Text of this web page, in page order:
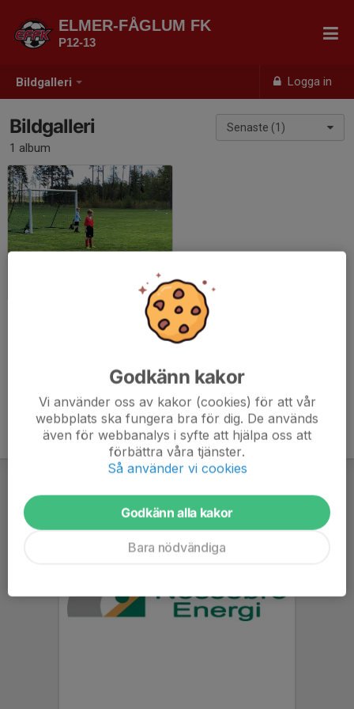
Bildgalleri Logga in
ELMER-FÅGLUM FK
P12-13
Senaste (1)
Bildgalleri
1 album
Godkänn kakor
Vi använder oss av kakor (cookies) för att vår
webbplats ska fungera bra för dig. De används
även för webbanalys i syfte att hjälpa oss att
förbättra våra tjänster.
Så använder vi cookies
Godkänn alla kakor
Bara nödvändiga